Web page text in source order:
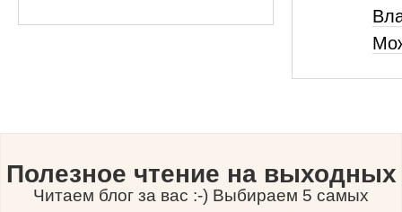
Полезное чтение на выходных
Читаем блог за вас :-) Выбираем 5 самых